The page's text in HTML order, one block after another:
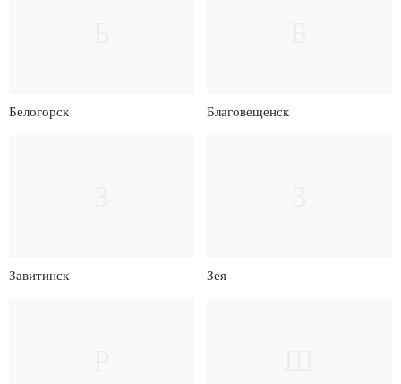
Белогорск Благовещенск
Завитинск Зея